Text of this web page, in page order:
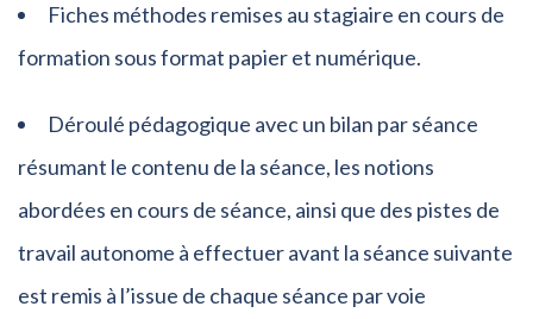
Fiches méthodes remises au stagiaire en cours de
formation sous format papier et numérique.
Déroulé pédagogique avec un bilan par séance
résumant le contenu de la séance, les notions
abordées en cours de séance, ainsi que des pistes de
travail autonome à effectuer avant la séance suivante
est remis à l’issue de chaque séance par voie